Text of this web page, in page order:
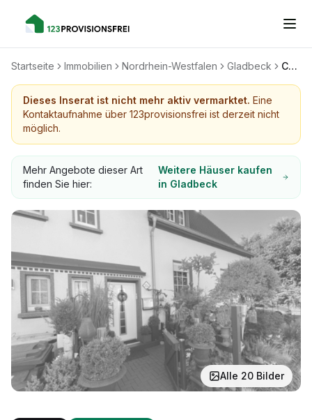
Startseite Immobilien Nordrhein-Westfalen Gladbeck Charmantes Reihenmittelhaus in Gladbeck-Zweckel, modernisiert, gemütlich, mit Garten und Garagen
Dieses Inserat ist nicht mehr aktiv vermarktet. Eine
Kontaktaufnahme über 123provisionsfrei ist derzeit nicht
möglich.
Mehr Angebote dieser Art
finden Sie hier:
Weitere Häuser kaufen
in Gladbeck
Alle 20 Bilder